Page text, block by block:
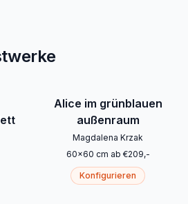
Alice im grünblauen
außenraum
Magdalena Krzak
60x60 cm ab €209,-
Konfigurieren